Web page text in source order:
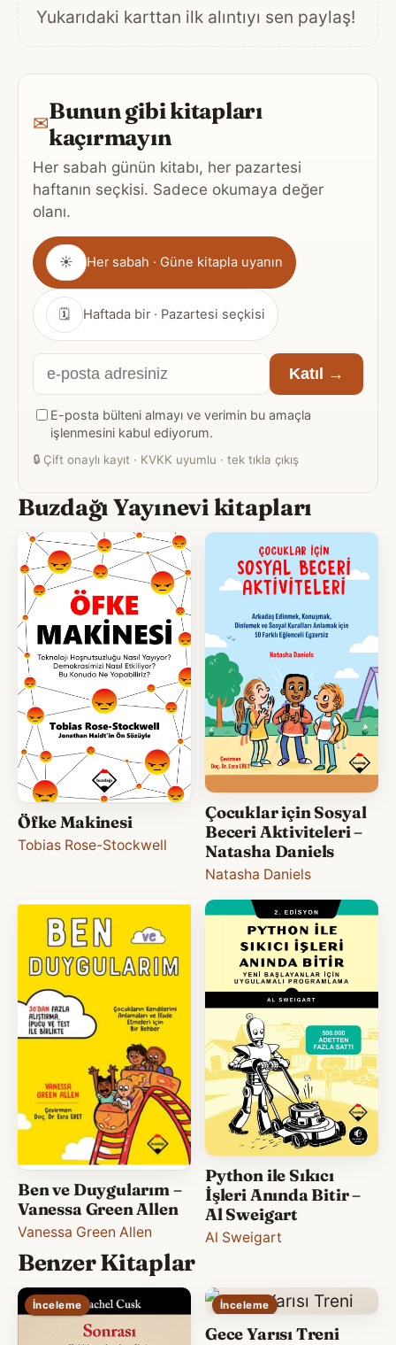
Yukarıdaki karttan ilk alıntıyı sen paylaş!
✉Bunun gibi kitapları
kaçırmayın
Her sabah günün kitabı, her pazartesi
haftanın seçkisi. Sadece okumaya değer
olanı.
Gönderim
sıklığı
☀ Her sabah · Güne kitapla uyanın
🗓 Haftada bir · Pazartesi seçkisi
E-
posta
adresiniz
Katıl →
E-posta bülteni almayı ve verimin bu amaçla
işlenmesini kabul ediyorum.
🔒 Çift onaylı kayıt · KVKK uyumlu · tek tıkla çıkış
Buzdağı Yayınevi kitapları
Öfke Makinesi
Tobias Rose-Stockwell
Çocuklar için Sosyal
Beceri Aktiviteleri –
Natasha Daniels
Natasha Daniels
Ben ve Duygularım –
Vanessa Green Allen
Vanessa Green Allen
Python ile Sıkıcı
İşleri Anında Bitir –
Al Sweigart
Al Sweigart
Benzer Kitaplar
İnceleme İnceleme
Gece Yarısı Treni